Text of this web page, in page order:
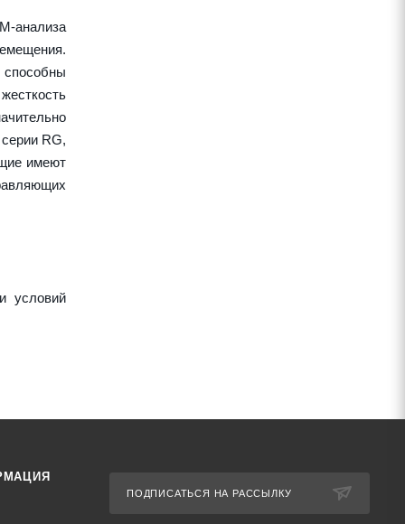
анализа
RG,
имеют
условий
ПОДПИСАТЬСЯ НА РАССЫЛКУ